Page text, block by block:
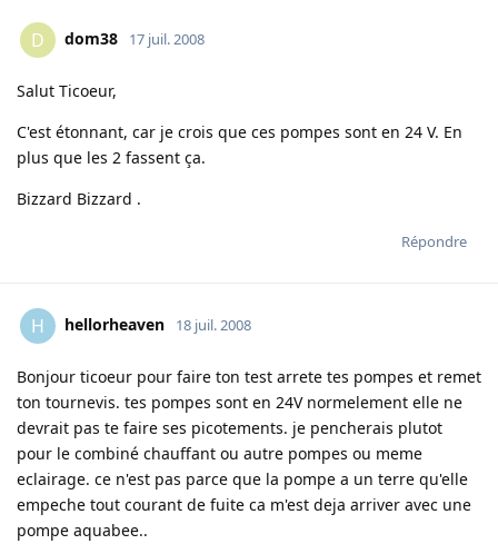
D dom38 17 juil. 2008
Salut Ticoeur,
C'est étonnant, car je crois que ces pompes sont en 24 V. En
plus que les 2 fassent ça.
Bizzard Bizzard .
Répondre
H hellorheaven 18 juil. 2008
Bonjour ticoeur pour faire ton test arrete tes pompes et remet
ton tournevis. tes pompes sont en 24V normelement elle ne
devrait pas te faire ses picotements. je pencherais plutot
pour le combiné chauffant ou autre pompes ou meme
eclairage. ce n'est pas parce que la pompe a un terre qu'elle
empeche tout courant de fuite ca m'est deja arriver avec une
pompe aquabee..